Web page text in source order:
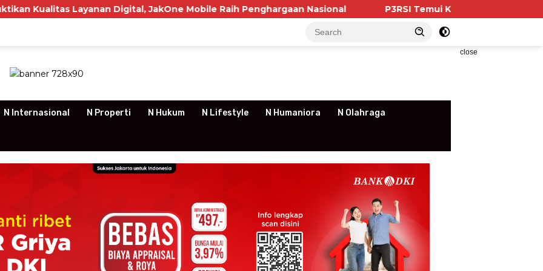
Digital, JakOne Mobile Raih Penghargaan Nasional P3RSI Temui Kementerian PKP, Pengurus
close
N Internasional N Properti N Hukum N Lifestyle N Humaniora N Olahraga